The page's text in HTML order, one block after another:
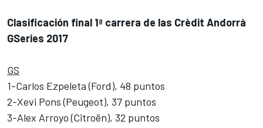
Clasificación final 1ª carrera de las Crèdit Andorrà
GSeries 2017
GS
1-Carlos Ezpeleta (Ford), 48 puntos
2-Xevi Pons (Peugeot), 37 puntos
3-Alex Arroyo (Citroën), 32 puntos